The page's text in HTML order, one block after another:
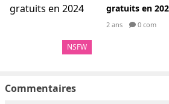
NSFW
gratuits en
2 ans 0 com
Commentaires